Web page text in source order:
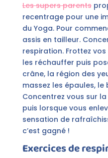
Les supers parents
recentrage pour une
du Yoga. Pour
assis en tailleur.
respiration. Frottez
les réchauffer puis
crâne, la région des
massez les épaules,
Concentrez vous sur
puis lorsque vous
sensation de
c’est gagné !
Exercices de